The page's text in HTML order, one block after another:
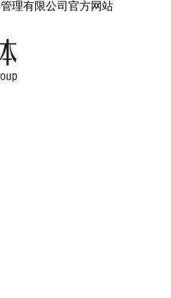
理有限公司官方网站